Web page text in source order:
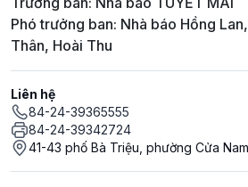
Phó trưởng ban: Nhà báo Hồng
Thân, Hoài Thu
Liên hệ
84-24-39365555
84-24-39342724
41-43 phố Bà Triệu, phường Cửa